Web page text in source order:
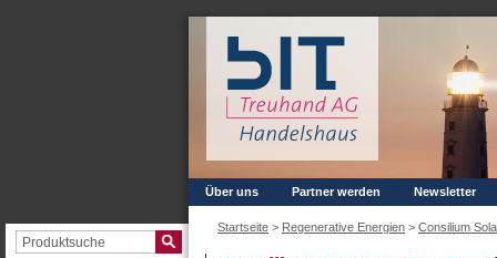
Über uns Partner werden Newsletter
Startseite > Regenerative Energien > Consilium